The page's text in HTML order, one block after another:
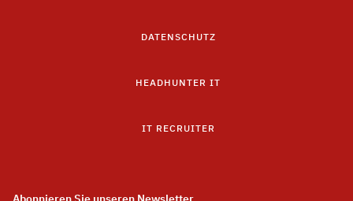
DATENSCHUTZ
HEADHUNTER IT
IT RECRUITER